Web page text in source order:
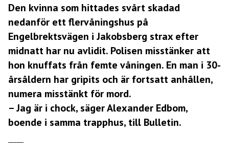
Den kvinna som hittades svårt skadad
nedanför ett flervåningshus på
Engelbrektsvägen i Jakobsberg strax efter
midnatt har nu avlidit. Polisen misstänker att
hon knuffats från femte våningen. En man i 30-
årsåldern har gripits och är fortsatt anhållen,
numera misstänkt för mord.
– Jag är i chock, säger Alexander Edbom,
boende i samma trapphus, till Bulletin.